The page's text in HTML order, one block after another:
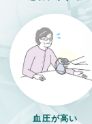
血圧が高い